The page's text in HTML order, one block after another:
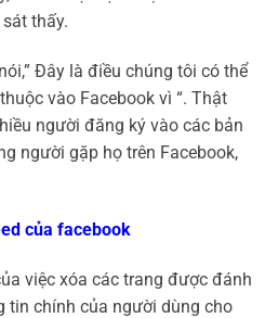
thấy.
Đây là điều chúng tôi có thể
vào Facebook vì “. Thật
người đăng ký vào các bản
người gặp họ trên Facebook,
của facebook
việc xóa các trang được đánh
tin chính của người dùng cho